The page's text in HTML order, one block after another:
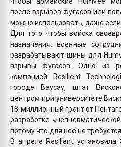
после взрывов фугасов или
можно использовать, даже
Для того чтобы войска
назначения, военные
разрабатывают шины для
взрывы фугасов. Одно из
компанией Resilient
городе Ваусау, штат
центром при университете
18-миллионный грант от
разработке
потому что для нее не
В апреле Resilient